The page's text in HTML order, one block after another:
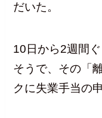
だいた。
10日から2週間
そうで、その「
クに失業手当の